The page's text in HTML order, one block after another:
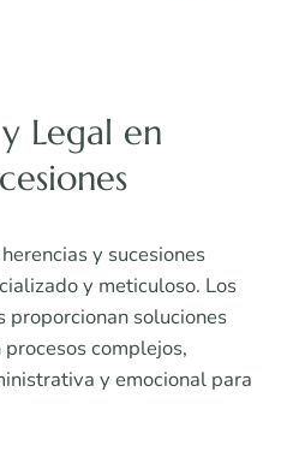
Legal en
y sucesiones
y meticuloso. Los
soluciones
complejos,
y emocional para